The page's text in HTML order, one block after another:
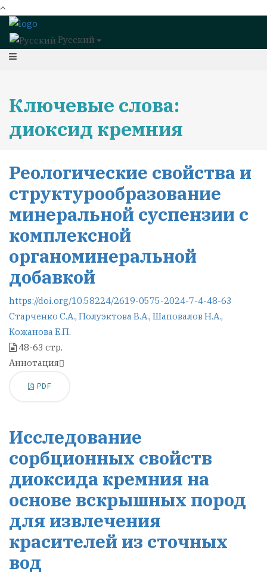
Русский
Ключевые слова:
диоксид кремния
Реологические свойства и
структурообразование
минеральной суспензии с
комплексной
органоминеральной
добавкой
https://doi.org/10.58224/2619-0575-2024-7-4-48-63
Старченко С.А., Полуэктова В.А., Шаповалов Н.А.,
Кожанова Е.П.
48-63 стр.
Аннотация
PDF
Исследование
сорбционных свойств
диоксида кремния на
основе вскрышных пород
для извлечения
красителей из сточных
вод